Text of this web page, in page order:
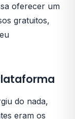
oferecer um
gratuitos,
do nada,
eram os